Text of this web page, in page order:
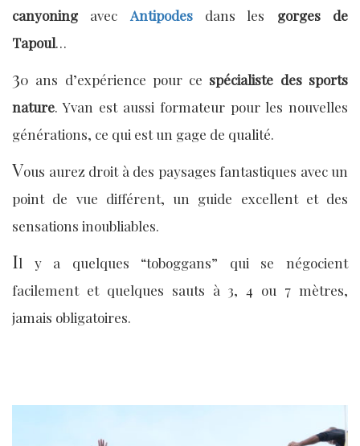
canyoningavec Antipodesdans les gorges de
Tapoul…
30 ans d’expérience pour ce spécialiste des sports
nature. Yvan est aussi formateur pour les nouvelles
générations, ce qui est un gage de qualité.
Vous aurez droit à des paysages fantastiques avec un
point de vue différent, un guide excellent et des
sensations inoubliables.
Il y a quelques “toboggans” qui se négocient
facilement et quelques sauts à 3, 4 ou 7 mètres,
jamais obligatoires.